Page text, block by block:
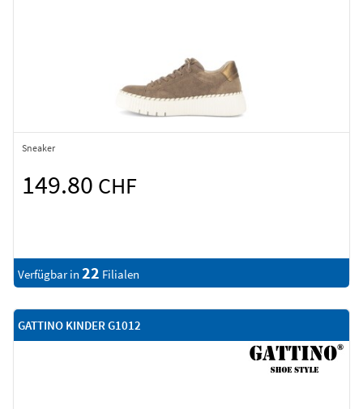
Sneaker
149.80 CHF
Verfügbar in 22 Filialen
GATTINO KINDER G1012